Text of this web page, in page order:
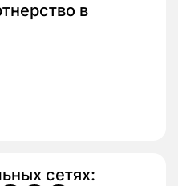
в
сетях: